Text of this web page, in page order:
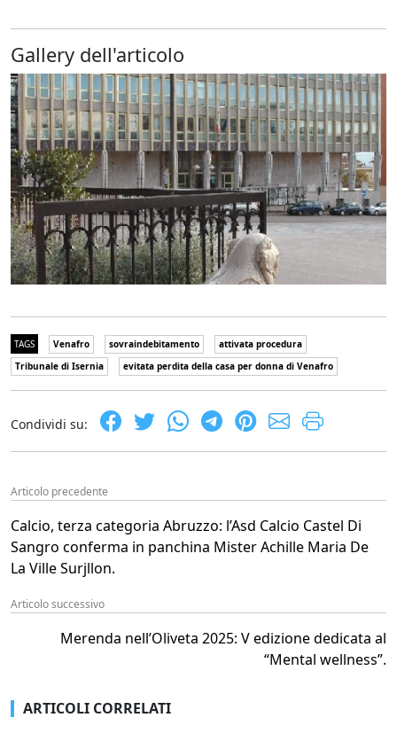
Gallery dell'articolo
TAGS Venafro sovraindebitamento
attivata procedura
Tribunale di Isernia
evitata perdita della casa per donna di Venafro
Condividi su:
Articolo precedente
Calcio, terza categoria Abruzzo: l’Asd Calcio Castel Di
Sangro conferma in panchina Mister Achille Maria De
La Ville Surjllon.
Articolo successivo
Merenda nell’Oliveta 2025: V edizione dedicata al
“Mental wellness”.
ARTICOLI CORRELATI